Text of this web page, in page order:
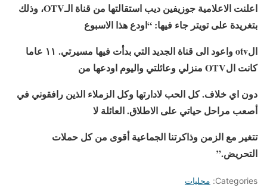
اعلنت الاعلامية جوزيفين ديب استقالتها من قناة الـOTV، وذلك
بتغريدة على تويتر جاء فيها: “اودع هذا الاسبوع
الotv واعود الى قناة الجديد التي بدأت فيها مسيرتي. ١١ عاما
كانت الOTV منزلي وعائلتي واليوم اودعها من
دون اي خلاف. كل الحب لادارتها وكل الزملاء الذين رافقوني في
أصعب مراحل حياتي على الاطلاق. العائلة لا
تتغير مع الزمن وذاكرتنا الجماعية أقوى من كل حملات
التحريض.”
Categories: محليات